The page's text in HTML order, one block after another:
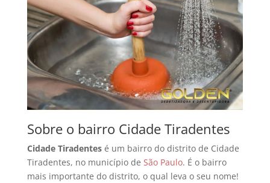
Sobre o bairro Cidade Tiradentes
Cidade Tiradentesé um bairro do distrito de Cidade
Tiradentes, no município de São Paulo. É o bairro
mais importante do distrito, o qual leva o seu nome!